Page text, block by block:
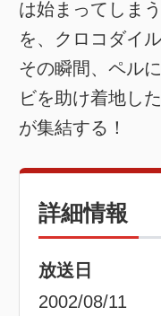
は始まってしま
を、クロコダイ
その瞬間、ペル
ビを助け着地し
が集結する！
詳細情報
放送日
2002/08/11